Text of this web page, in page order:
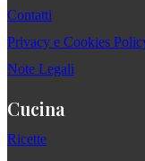
Contatti
Privacy e Cookies
Note Legali
Cucina
Ricette